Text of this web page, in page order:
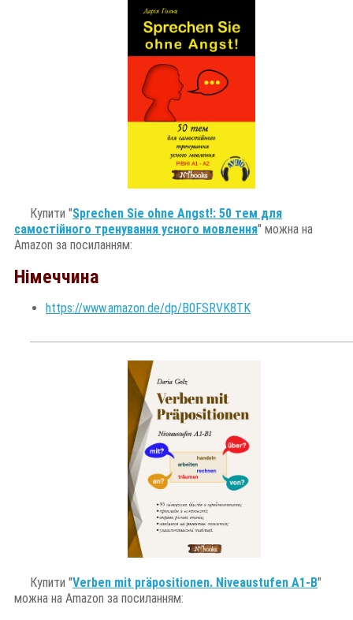
Купити "Sprechen Sie ohne Angst!: 50 тем для
самостійного тренування усного мовлення" можна на
Amazon за посиланням:
Німеччина
https://www.amazon.de/dp/B0FSRVK8TK
Купити "Verben mit präpositionen. Niveaustufen A1-B"
можна на Amazon за посиланням: